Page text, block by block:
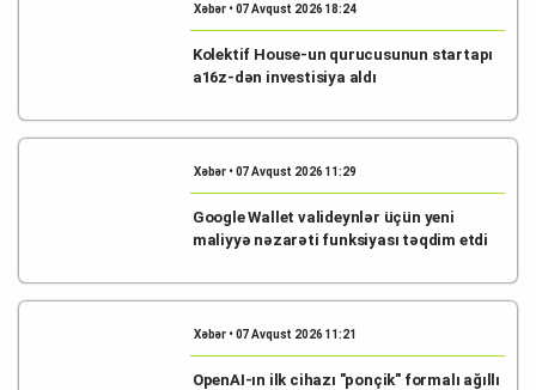
Xəbər • 07 Avqust 2026 18:24
Kolektif House-un qurucusunun startapı
a16z-dən investisiya aldı
Xəbər • 07 Avqust 2026 11:29
Google Wallet valideynlər üçün yeni
maliyyə nəzarəti funksiyası təqdim etdi
Xəbər • 07 Avqust 2026 11:21
OpenAI-ın ilk cihazı "ponçik" formalı ağıllı